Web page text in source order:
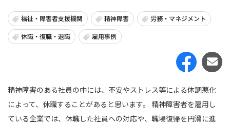
福祉・障害者支援機関 精神障害 労務・マネジメント
休職・復職・退職 雇用事例
精神障害のある社員の中には、不安やストレス等による体調悪化
によって、休職することがあると思います。 精神障害者を雇用し
ている企業では、休職した社員への対応や、職場復帰を円滑に進